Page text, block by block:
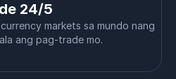
24/5
markets sa mundo nang
ang pag-trade mo.